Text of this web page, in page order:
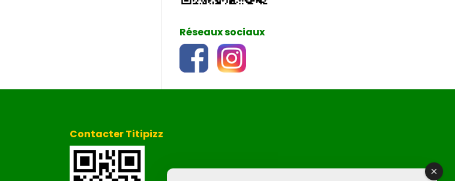
Réseaux sociaux
Contacter Titipizz